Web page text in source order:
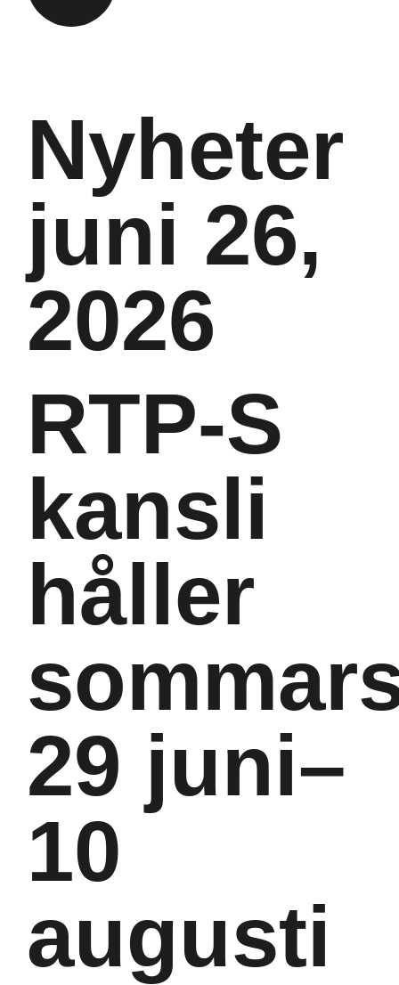
Nyheter
juni 26,
2026
RTP-S
kansli
håller
29 juni–
10
augusti